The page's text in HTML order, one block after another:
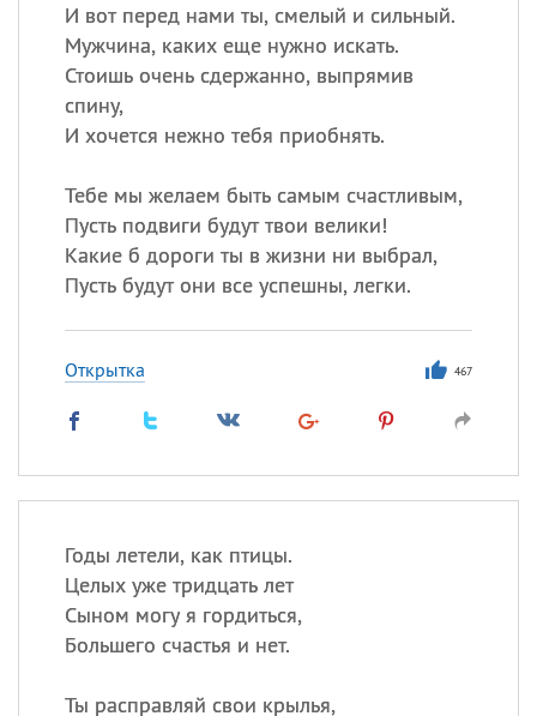
И вот перед нами ты, смелый и сильный.
Мужчина, каких еще нужно искать.
Стоишь очень сдержанно, выпрямив
спину,
И хочется нежно тебя приобнять.
Тебе мы желаем быть самым счастливым,
Пусть подвиги будут твои велики!
Какие б дороги ты в жизни ни выбрал,
Пусть будут они все успешны, легки.
Открытка 467
Годы летели, как птицы.
Целых уже тридцать лет
Сыном могу я гордиться,
Большего счастья и нет.
Ты расправляй свои крылья,